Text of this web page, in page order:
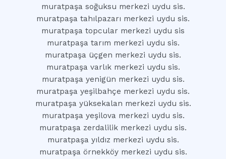
muratpaşa soğuksu merkezi uydu sis.
muratpaşa tahılpazarı merkezi uydu sis.
muratpaşa topcular merkezi uydu sis
muratpaşa tarım merkezi uydu sis.
muratpaşa üçgen merkezi uydu sis.
muratpaşa varlık merkezi uydu sis.
muratpaşa yenigün merkezi uydu sis.
muratpaşa yeşilbahçe merkezi uydu sis.
muratpaşa yüksekalan merkezi uydu sis.
muratpaşa yeşilova merkezi uydu sis.
muratpaşa zerdalilik merkezi uydu sis.
muratpaşa yıldız merkezi uydu sis.
muratpaşa örnekköy merkezi uydu sis.